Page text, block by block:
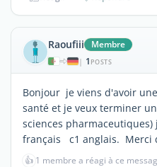
Raoufiii Membre
| 1 POSTS
Bonjour je viens d'avoir
santé et je veux terminer
sciences pharmaceutiques)
français c1 anglais. Merci
👍 1 membre a réagi à ce